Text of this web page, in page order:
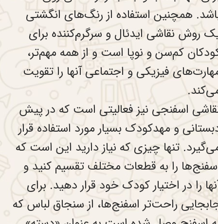
همچنین استفاده از رنگ‌های انگشتی
روش نقاشی ایدئال و سرگرم‌کننده برای
کم‌سن و نوپا است و از همه مهم‌تر،
فیزیکی و اجتماعی آنها را تقویت
اسفنجی نیز فعالیتی است که در پیش
و مهدکودک بسیار مورد استفاده قرار
تنها چیزی که نیاز دارید این است که
را به قطعات مختلف تقسیم کنید و
را در اختیار کودک خود قرار دهید. برای
راحت‌تر اسفنج‌ها، از سنجاق لباس که